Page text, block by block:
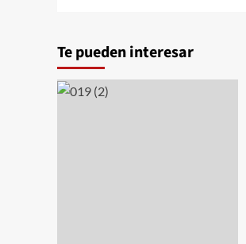
Te pueden interesar